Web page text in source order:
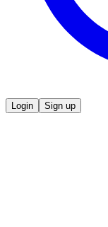
Login Sign up